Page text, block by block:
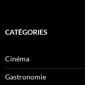
CATÉGORIES
Cinéma
Gastronomie